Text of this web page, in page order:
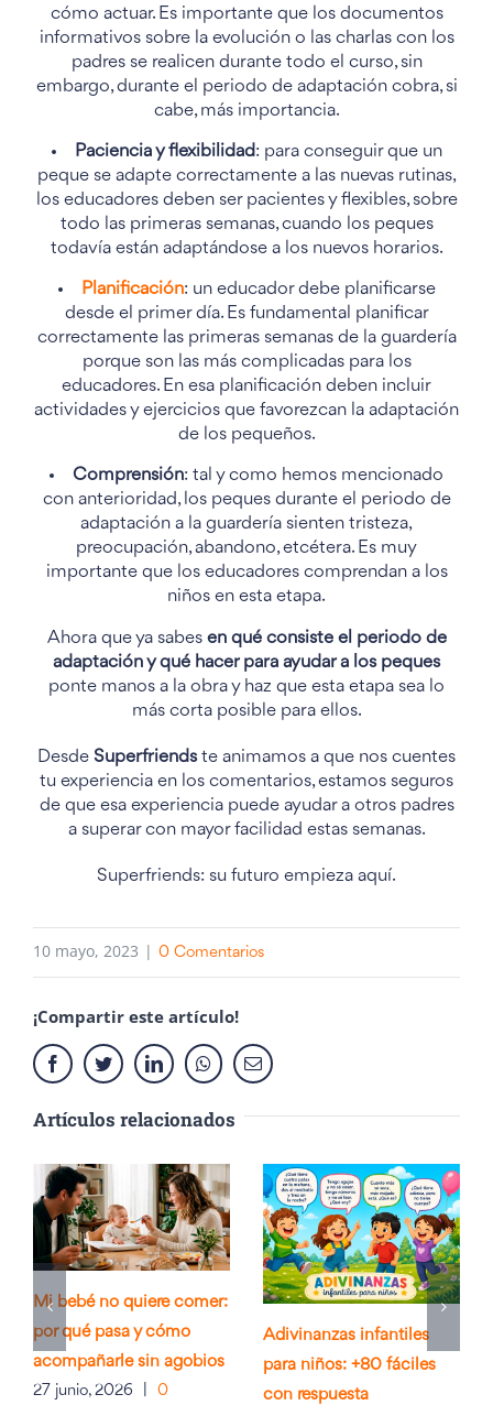
cómo actuar. Es importante que los documentos
informativos sobre la evolución o las charlas con los
padres se realicen durante todo el curso, sin
embargo, durante el periodo de adaptación cobra, si
cabe, más importancia.
Paciencia y flexibilidad: para conseguir que un
peque se adapte correctamente a las nuevas rutinas,
los educadores deben ser pacientes y flexibles, sobre
todo las primeras semanas, cuando los peques
todavía están adaptándose a los nuevos horarios.
Planificación: un educador debe planificarse
desde el primer día. Es fundamental planificar
correctamente las primeras semanas de la guardería
porque son las más complicadas para los
educadores. En esa planificación deben incluir
actividades y ejercicios que favorezcan la adaptación
de los pequeños.
Comprensión: tal y como hemos mencionado
con anterioridad, los peques durante el periodo de
adaptación a la guardería sienten tristeza,
preocupación, abandono, etcétera. Es muy
importante que los educadores comprendan a los
niños en esta etapa.
Ahora que ya sabes en qué consiste el periodo de
adaptación y qué hacer para ayudar a los peques
ponte manos a la obra y haz que esta etapa sea lo
más corta posible para ellos.
Desde Superfriendste animamos a que nos cuentes
tu experiencia en los comentarios, estamos seguros
de que esa experiencia puede ayudar a otros padres
a superar con mayor facilidad estas semanas.
Superfriends: su futuro empieza aquí.
10 mayo, 2023 | 0 Comentarios
¡Compartir este artículo!
FacebookTwitterLinkedInWhatsappEmail
Artículos relacionados
Mi bebé no quiere comer:
por qué pasa y cómo
acompañarle sin agobios
27 junio, 2026
0
Adivinanzas infantiles
para niños: +80 fáciles
con respuesta